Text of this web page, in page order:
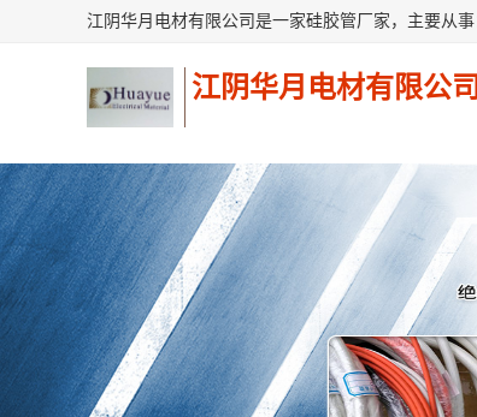
江阴华月电材有限公司